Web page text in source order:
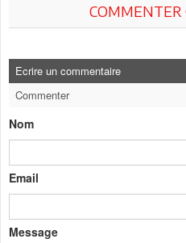
COMMENTER
Ecrire un commentaire
Commenter
Nom
Email
Message